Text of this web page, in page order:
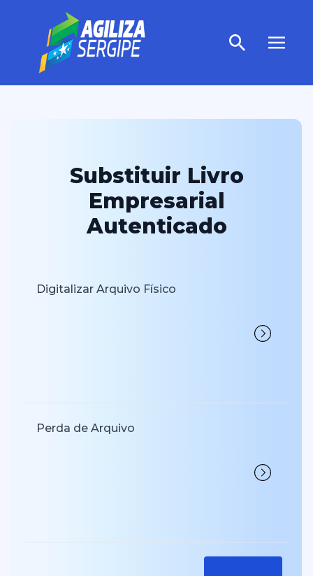
Substituir Livro
Empresarial
Autenticado
Digitalizar Arquivo Físico
Perda de Arquivo